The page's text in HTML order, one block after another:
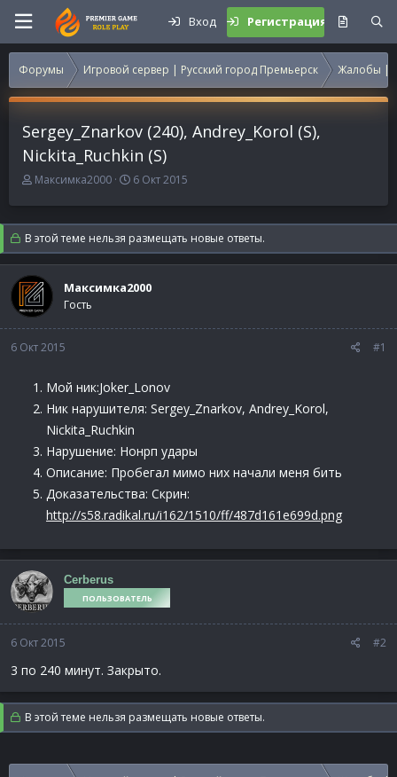
Вход Регистрация
Форумы Игровой сервер | Русский город Премьерск Жалобы |
Sergey_Znarkov (240), Andrey_Korol (S),
Nickita_Ruchkin (S)
А
т
о
р
т
е
м
ы
Максимка2000
Д
т
а
н
а
а
6 Окт 2015
В этой теме нельзя размещать новые ответы.
Максимка2000
Гость
6 Окт 2015 #1
Мой ник:Joker_Lonov
Ник нарушителя: Sergey_Znarkov, Andrey_Korol,
Nickita_Ruchkin
Нарушение: Нонрп удары
Описание: Пробегал мимо них начали меня бить
Доказательства: Скрин:
http://s58.radikal.ru/i162/1510/ff/487d161e699d.png
Cerberus
ПОЛЬЗОВАТЕЛЬ
6 Окт 2015 #2
3 по 240 минут. Закрыто.
В этой теме нельзя размещать новые ответы.